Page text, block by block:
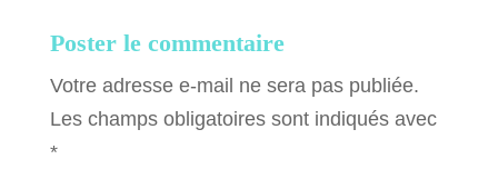
Poster le commentaire
Votre adresse e-mail ne sera pas publiée.
Les champs obligatoires sont indiqués avec
*